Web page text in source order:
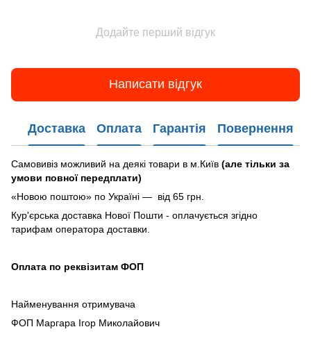
Додайте перший відгук
Написати відгук
Доставка Оплата Гарантія Повернення
Самовивіз можливий на деякі товари в м.Київ (але тільки за
умови повної передплати)
«Новою поштою» по Україні — від 65 грн.
Кур'єрська доставка Нової Пошти - оплачується згідно
тарифам оператора доставки.
Оплата по реквізитам ФОП
Найменування отримувача
ФОП Маргара Ігор Миколайович